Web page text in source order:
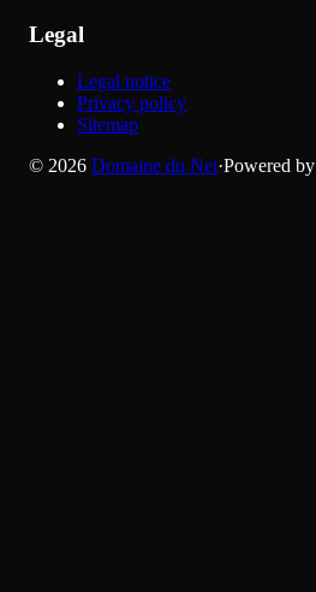
Legal
Legal notice
Privacy policy
Sitemap
© 2026 Domaine du Net·Powered by